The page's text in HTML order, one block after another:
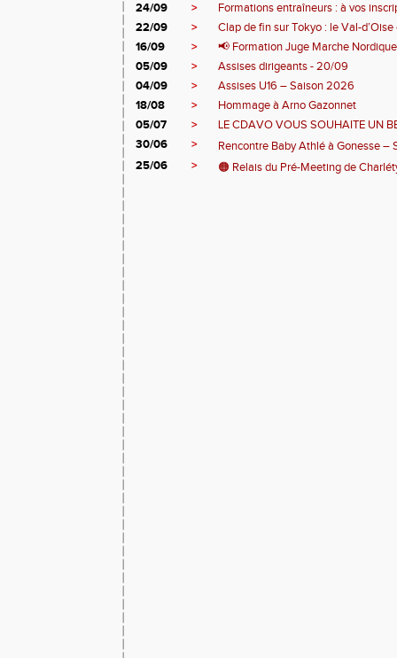
24/09
>
Formations entraîneurs : à vos
22/09
>
Clap de fin sur Tokyo : le Val-
16/09
>
📢 Formation Juge Marche
05/09
>
Assises dirigeants - 20/09
04/09
>
Assises U16 – Saison 2026
18/08
>
Hommage à Arno Gazonnet
05/07
>
LE CDAVO VOUS SOUHAITE UN
30/06
>
Rencontre Baby Athlé à Gonesse –
25/06
> 🟠 Relais du Pré-Meeting de